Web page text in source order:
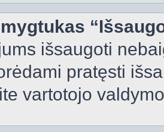
išsaugoti
pratęsti
vartotojo